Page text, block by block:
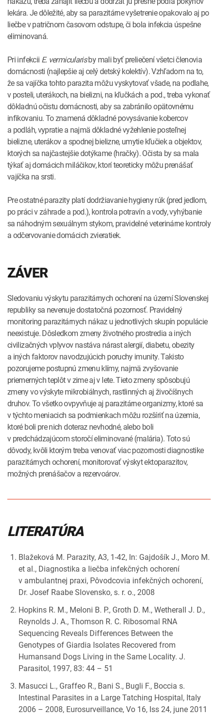
lekára. Je dôležité, aby sa parazitárne vyšetrenie opakovalo aj po
liečbe v patričnom časovom odstupe, či bola infekcia úspešne
eliminovaná.
Pri infekcii E. vermicularisby mali byť preliečení všetci členovia
domácnosti (najlepšie aj celý detský kolektív). Vzhľadom na to,
že sa vajíčka tohto parazita môžu vyskytovať všade, na podlahe,
v posteli, uterákoch, na bielizni, na kľučkách a pod., treba vykonať
dôkladnú očistu domácnosti, aby sa zabránilo opätovnému
infikovaniu. To znamená dôkladné povysávanie kobercov
a podláh, vypratie a najmä dôkladné vyžehlenie posteľnej
bielizne, uterákov a spodnej bielizne, umytie kľučiek a objektov,
ktorých sa najčastejšie dotýkame (hračky). Očista by sa mala
týkať aj domácich miláčikov, ktorí teoreticky môžu prenášať
vajíčka na srsti.
Pre ostatné parazity platí dodržiavanie hygieny rúk (pred jedlom,
po práci v záhrade a pod.), kontrola potravín a vody, vyhýbanie
sa náhodným sexuálnym stykom, pravidelné veterinárne kontroly
a odčervovanie domácich zvieratiek.
ZÁVER
Sledovaniu výskytu parazitárnych ochorení na území Slovenskej
republiky sa nevenuje dostatočná pozornosť. Pravidelný
monitoring parazitárnych nákaz u jednotlivých skupín populácie
neexistuje. Dôsledkom zmeny životného prostredia a iných
civilizačných vplyvov nastáva nárast alergií, diabetu, obezity
a iných faktorov navodzujúcich poruchy imunity. Takisto
pozorujeme postupnú zmenu klímy, najmä zvyšovanie
priemerných teplôt v zime aj v lete. Tieto zmeny spôsobujú
zmeny vo výskyte mikrobiálnych, rastlinných aj živočíšnych
druhov. To všetko ovpyvňuje aj parazitárne organizmy, ktoré sa
v týchto meniacich sa podmienkach môžu rozšíriť na územia,
ktoré boli pre nich doteraz nevhodné, alebo boli
v predchádzajúcom storočí eliminované (malária). Toto sú
dôvody, kvôli ktorým treba venovať viac pozornosti diagnostike
parazitárnych ochorení, monitorovať výskyt ektoparazitov,
možných prenášačov a rezervoárov.
LITERATÚRA
Blažeková M. Parazity, A3, 1-42, In: Gajdošík J., Moro M.
et al., Diagnostika a liečba infekčných ochorení
v ambulantnej praxi, Pôvodcovia infekčných ochorení,
Dr. Josef Raabe Slovensko, s. r. o., 2008
Hopkins R. M., Meloni B. P., Groth D. M., Wetherall J. D.,
Reynolds J. A., Thomson R. C. Ribosomal RNA
Sequencing Reveals Differences Between the
Genotypes of Giardia Isolates Recovered from
Humansand Dogs Living in the Same Locality. J.
Parasitol, 1997, 83: 44 – 51
Masucci L., Graffeo R., Bani S., Bugli F., Boccia s.
Intestinal Parasites in a Large Tatching Hospital, Italy
2006 – 2008, Eurosurveillance, Vo 16, Iss 24, june 2011